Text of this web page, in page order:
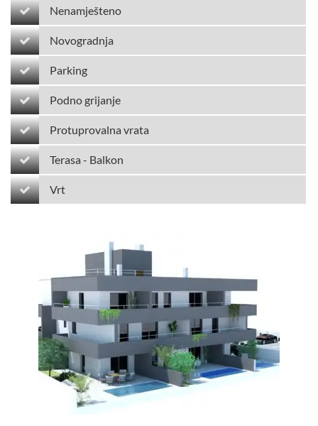
Nenamješteno
Novogradnja
Parking
Podno grijanje
Protuprovalna vrata
Terasa - Balkon
Vrt